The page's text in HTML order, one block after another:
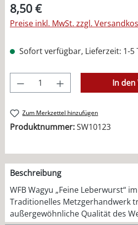
8,50 €
Preise inkl. MwSt. zzgl.
Sofort verfügbar, Lieferzeit: 1-5
Produkt Anzahl: Gib
In
Zum Merkzettel hinzufügen
Produktnummer:SW10123
Beschreibung
WFB Wagyu „Feine Leberwurst“
Traditionelles Metzgerhandwerk
außergewöhnliche Qualität des